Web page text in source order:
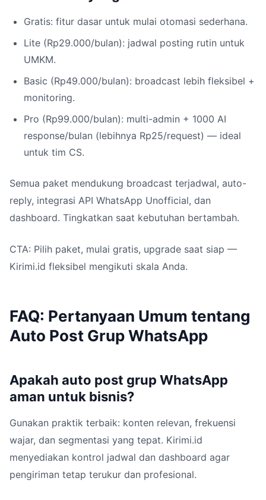
Gratis: fitur dasar untuk mulai otomasi sederhana.
Lite (Rp29.000/bulan): jadwal posting rutin untuk
UMKM.
Basic (Rp49.000/bulan): broadcast lebih fleksibel +
monitoring.
Pro (Rp99.000/bulan): multi-admin + 1000 AI
response/bulan (lebihnya Rp25/request) — ideal
untuk tim CS.
Semua paket mendukung broadcast terjadwal, auto-
reply, integrasi API WhatsApp Unofficial, dan
dashboard. Tingkatkan saat kebutuhan bertambah.
CTA: Pilih paket, mulai gratis, upgrade saat siap —
Kirimi.id fleksibel mengikuti skala Anda.
FAQ: Pertanyaan Umum tentang
Auto Post Grup WhatsApp
Apakah auto post grup WhatsApp
aman untuk bisnis?
Gunakan praktik terbaik: konten relevan, frekuensi
wajar, dan segmentasi yang tepat. Kirimi.id
menyediakan kontrol jadwal dan dashboard agar
pengiriman tetap terukur dan profesional.